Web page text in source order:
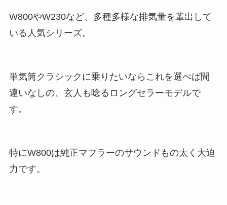
W800やW230など、多種多様な排気量を輩出して
いる人気シリーズ。
単気筒クラシックに乗りたいならこれを選べば間
違いなしの、玄人も唸るロングセラーモデルで
す。
特にW800は純正マフラーのサウンドもの太く大迫
力です。